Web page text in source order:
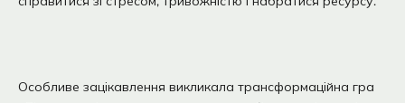
Особливе зацікавлення викликала трансформаційна гра